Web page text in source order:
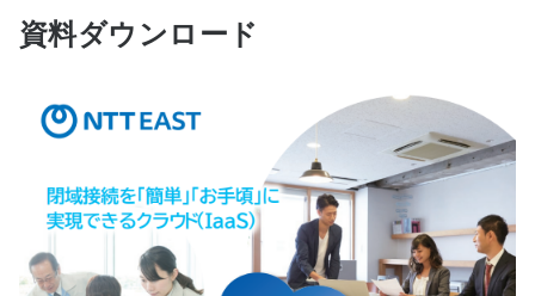
資料ダウンロード